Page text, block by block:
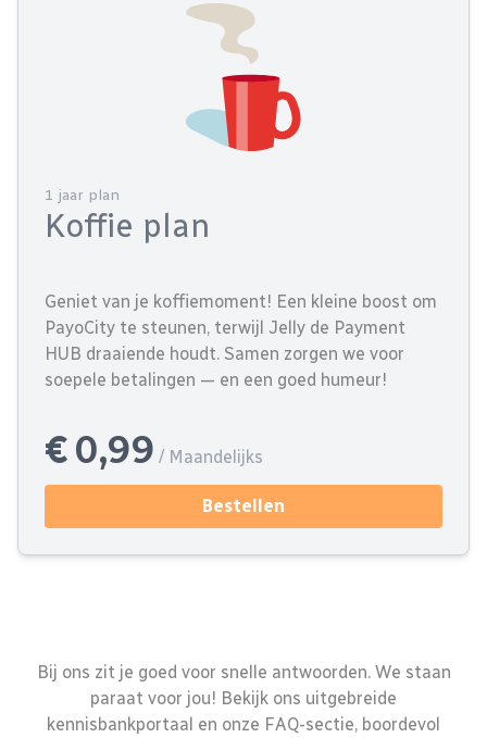
1 jaar plan
Koffie plan
Geniet van je koffiemoment! Een kleine boost om
PayoCity te steunen, terwijl Jelly de Payment
HUB draaiende houdt. Samen zorgen we voor
soepele betalingen — en een goed humeur!
€ 0,99 / Maandelijks
Bestellen
Bij ons zit je goed voor snelle antwoorden. We staan
paraat voor jou! Bekijk ons uitgebreide
kennisbankportaal en onze FAQ-sectie, boordevol